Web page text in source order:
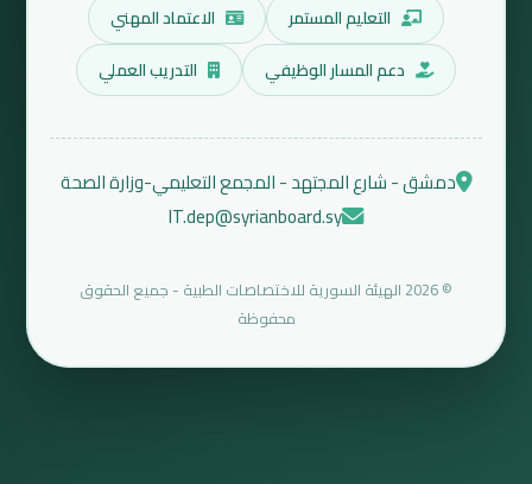
التعليم المستمر
الاعتماد المهني
دعم المسار الوظيفي
التدريب العملي
دمشق - شارع المجتهد - المجمع التعليمي-وزارة الصحة
IT.dep@syrianboard.sy
© 2026 الهيئة السورية للاختصاصات الطبية - جميع الحقوق
محفوظة